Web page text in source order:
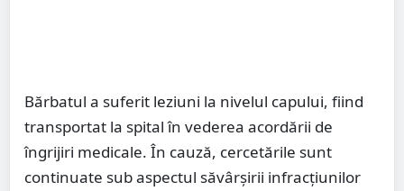
Bărbatul a suferit leziuni la nivelul capului, fiind
transportat la spital în vederea acordării de
îngrijiri medicale. În cauză, cercetările sunt
continuate sub aspectul săvârșirii infracțiunilor